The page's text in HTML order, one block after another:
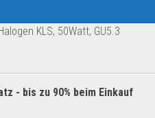
KLS, 50Watt, GU5.3
- bis zu 90% beim Einkauf